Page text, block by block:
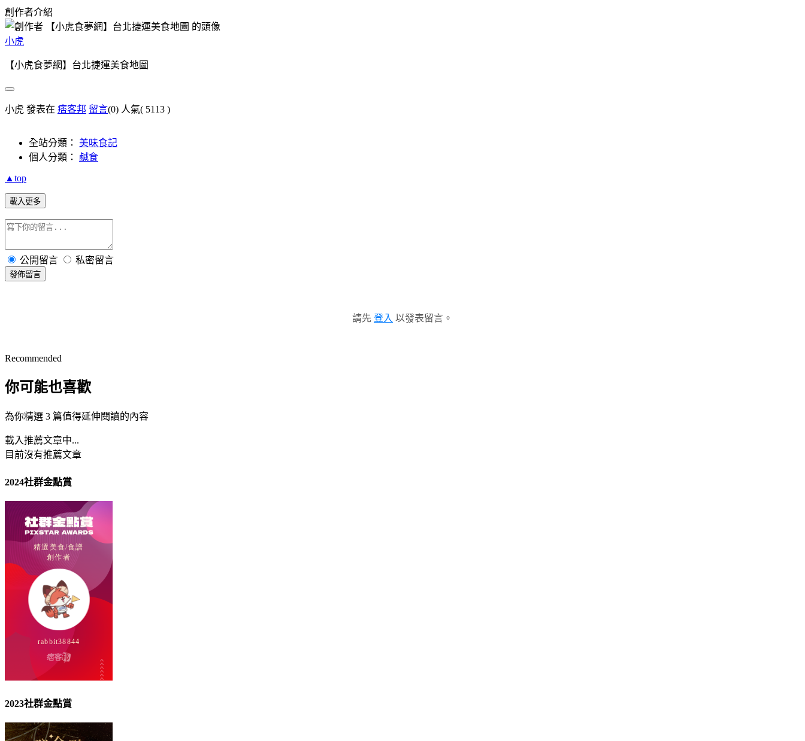
創作者介紹
小虎
【小虎食夢網】台北捷運美食地圖
小虎 發表在 痞客邦 留言(0) 人氣( 5113 )
全站分類： 美味食記
個人分類： 鹹食
▲top
載入更多
公開留言 私密留言
發佈留言
請先 登入 以發表留言。
Recommended
你可能也喜歡
為你精選 3 篇值得延伸閱讀的內容
載入推薦文章中...
目前沒有推薦文章
2024社群金點賞
2023社群金點賞